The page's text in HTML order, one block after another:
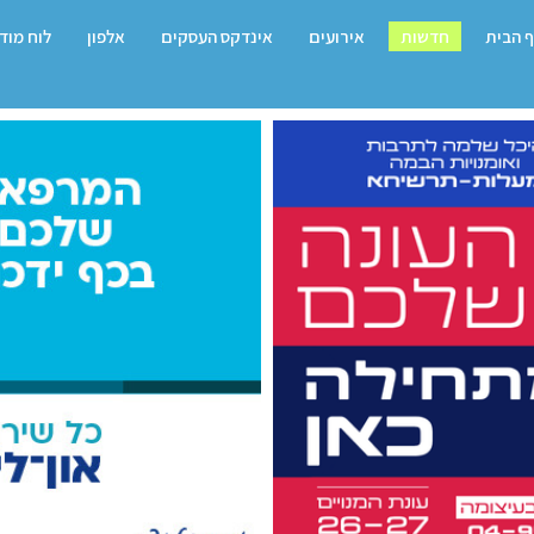
הבית חדשות אירועים אינדקס העסקים אלפון לוח